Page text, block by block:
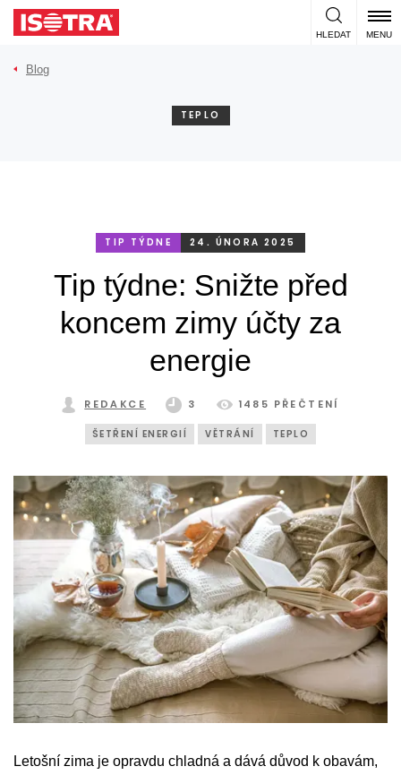
Přeskočit na obsah
HLEDAT MENU
Blog
TEPLO
TIP TÝDNE 24. ÚNORA 2025
Tip týdne: Snižte před
koncem zimy účty za
energie
REDAKCE 3 1485 PŘEČTENÍ
ŠETŘENÍ ENERGIÍ VĚTRÁNÍ TEPLO
Letošní zima je opravdu chladná a dává důvod k obavám,